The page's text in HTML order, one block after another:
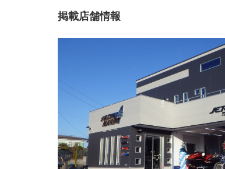
掲載店舗情報